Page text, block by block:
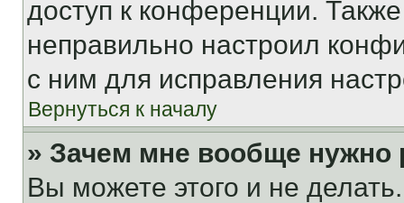
доступ к конференции.
неправильно настроил
с ним для исправления
Вернуться к началу
» Зачем мне вообще нужно
Вы можете этого и не